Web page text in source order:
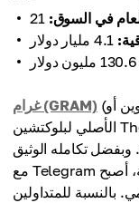
في السوق: 21
غرام (GRAM) (المعروف سابقًا باسم تونكوين أو TON) هو الرمز
الأصلي لبلوكتشين The Open Network عالي السرعة، والذي
غيّر علامته التجارية رسميًا في يونيو 2026. وبفضل تكامله الوثيق
بالنسبة للمتداولين